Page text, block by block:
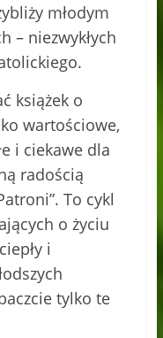
młodym
– niezwykłych
książek o
wartościowe,
i ciekawe dla
radością
To cykl
o życiu
i
tylko te